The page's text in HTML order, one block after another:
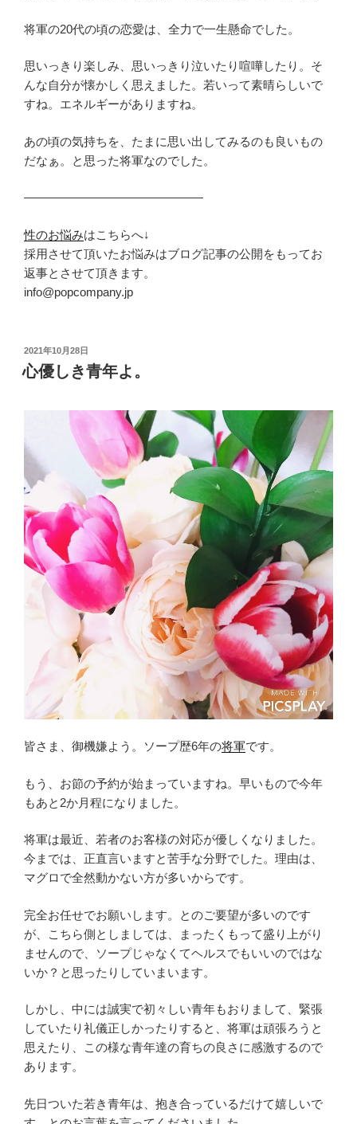
将軍の20代の頃の恋愛は、全力で一生懸命でした。
思いっきり楽しみ、思いっきり泣いたり喧嘩したり。そ
んな自分が懐かしく思えました。若いって素晴らしいで
すね。エネルギーがありますね。
あの頃の気持ちを、たまに思い出してみるのも良いもの
だなぁ。と思った将軍なのでした。
———————————————
性のお悩みはこちらへ↓
採用させて頂いたお悩みはブログ記事の公開をもってお
返事とさせて頂きます。
info@popcompany.jp
投
稿
日:
2021年10月28日
心優しき青年よ。
皆さま、御機嫌よう。ソープ歴6年の将軍です。
もう、お節の予約が始まっていますね。早いもので今年
もあと2か月程になりました。
将軍は最近、若者のお客様の対応が優しくなりました。
今までは、正直言いますと苦手な分野でした。理由は、
マグロで全然動かない方が多いからです。
完全お任せでお願いします。とのご要望が多いのです
が、こちら側としましては、まったくもって盛り上がり
ませんので、ソープじゃなくてヘルスでもいいのではな
いか？と思ったりしていまいます。
しかし、中には誠実で初々しい青年もおりまして、緊張
していたり礼儀正しかったりすると、将軍は頑張ろうと
思えたり、この様な青年達の育ちの良さに感激するので
あります。
先日ついた若き青年は、抱き合っているだけて嬉しいで